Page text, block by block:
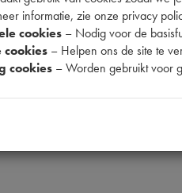
Codes
informatie, zie onze privacy
cookies – Nodig voor de
cookies – Helpen ons de site te
cookies – Worden gebruikt voor